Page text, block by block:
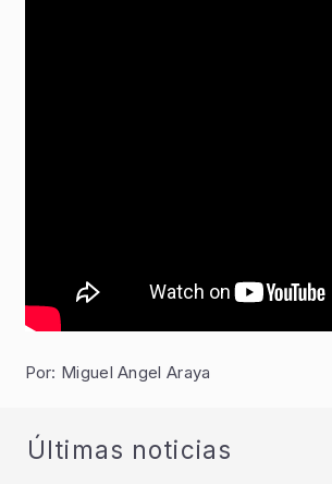
Por: Miguel Angel Araya
Últimas noticias